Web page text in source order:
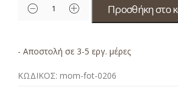
Προσθήκη στο
- Αποστολή σε 3-5 εργ. μέρες
ΚΩΔΙΚΟΣ: mom-fot-0206